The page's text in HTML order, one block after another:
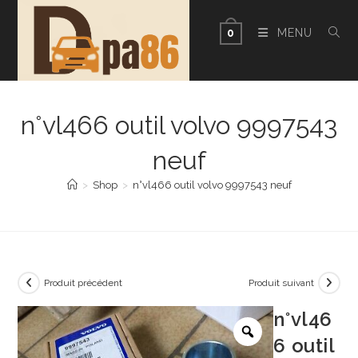
0 MENU
n°vl466 outil volvo 9997543
neuf
> Shop > n°vl466 outil volvo 9997543 neuf
Produit précédent Produit suivant
n°vl46
6 outil